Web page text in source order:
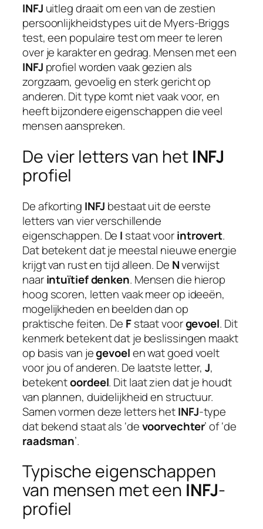
INFJ uitleg draait om een van de zestien
persoonlijkheidstypes uit de Myers-Briggs
test, een populaire test om meer te leren
over je karakter en gedrag. Mensen met een
INFJ profiel worden vaak gezien als
zorgzaam, gevoelig en sterk gericht op
anderen. Dit type komt niet vaak voor, en
heeft bijzondere eigenschappen die veel
mensen aanspreken.
De vier letters van het INFJ
profiel
De afkorting INFJ bestaat uit de eerste
letters van vier verschillende
eigenschappen. De I staat voorintrovert.
Dat betekent dat je meestal nieuwe energie
krijgt van rust en tijd alleen. De Nverwijst
naarintuïtief denken. Mensen die hierop
hoog scoren, letten vaak meer op ideeën,
mogelijkheden en beelden dan op
praktische feiten. De Fstaat voorgevoel. Dit
kenmerk betekent dat je beslissingen maakt
op basis van jegevoelen wat goed voelt
voor jou of anderen. De laatste letter, J,
betekentoordeel. Dit laat zien dat je houdt
van plannen, duidelijkheid en structuur.
Samen vormen deze letters hetINFJ-type
dat bekend staat als ‘devoorvechter’ of ‘de
raadsman’.
Typische eigenschappen
van mensen met een INFJ-
profiel